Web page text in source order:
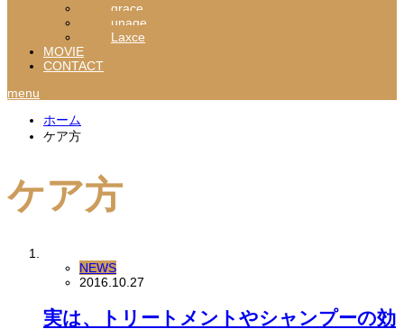
grace
unage
Laxce
MOVIE
CONTACT
menu
ホーム
ケア方
ケア方
NEWS
2016.10.27
実は、トリートメントやシャンプーの効